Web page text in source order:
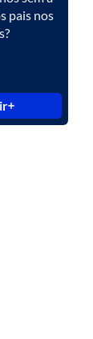
pais nos